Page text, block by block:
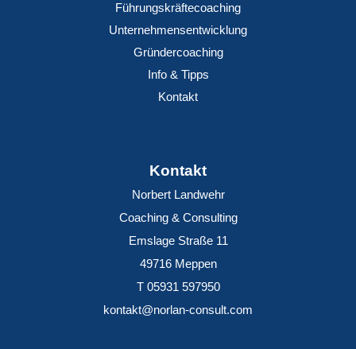
Führungskräftecoaching
Unternehmensentwicklung
Gründercoaching
Info & Tipps
Kontakt
Kontakt
Norbert Landwehr
Coaching & Consulting
Emslage Straße 11
49716 Meppen
T 05931 597950
kontakt@norlan-consult.com